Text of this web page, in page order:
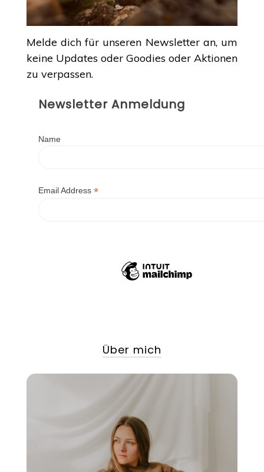
Melde dich für unseren Newsletter an, um
keine Updates oder Goodies oder Aktionen
zu verpassen.
Newsletter Anmeldung
Name
Email Address *
Über mich